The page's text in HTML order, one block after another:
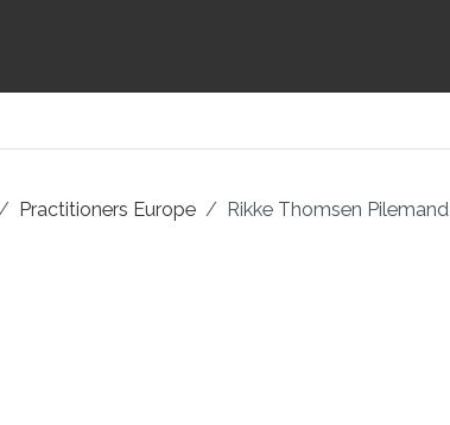
Practitioners Europe Rikke Thomsen Pilemand